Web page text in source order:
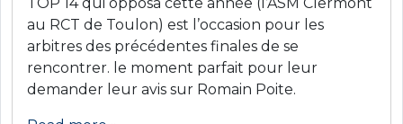
au RCT de Toulon) est l’occasion pour les
arbitres des précédentes finales de se
rencontrer. le moment parfait pour leur
demander leur avis sur Romain Poite.